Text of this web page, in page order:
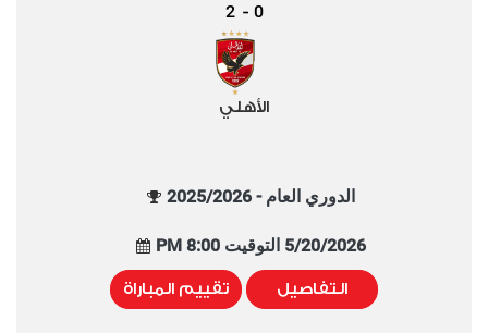
0
-
2
الأهلي
الدوري العام - 2025/2026
5/20/2026 التوقيت 8:00 PM
التفاصيل تقييم المباراة